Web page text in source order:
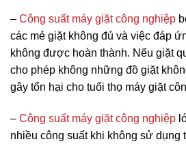
– Công suất máy giặt công nghiệp
các mẻ giặt không đủ và việc đáp
không được hoàn thành. Nếu giặt
cho phép không những đồ giặt
gây tổn hại cho tuổi thọ máy giặt
– Công suất máy giặt công nghiệp
nhiều công suất khi không sử dụng